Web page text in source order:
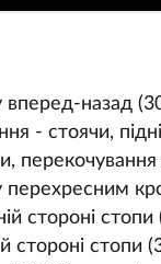
назад
- стоячи,
стороні
стороні стопи